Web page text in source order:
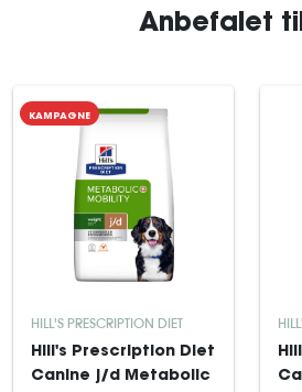
Anbefalet
KAMPAGNE
HILL'S PRESCRIPTION DIET
Hill's Prescription Diet
Canine j/d Metabolic